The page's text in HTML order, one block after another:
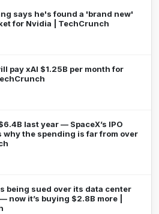
says he's found a 'brand new'
for Nvidia | TechCrunch
pay xAI $1.25B per month for
last year — SpaceX’s IPO
why the spending is far from over
being sued over its data center
now it’s buying $2.8B more |